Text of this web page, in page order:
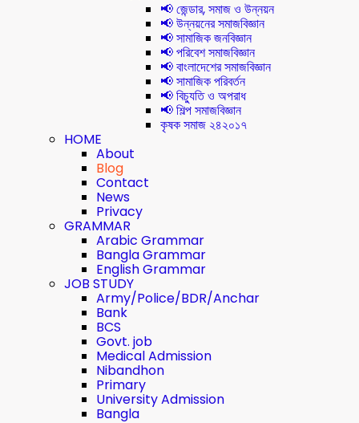
📢 জেন্ডার, সমাজ ও উন্নয়ন
📢 উন্নয়নের সমাজবিজ্ঞান
📢 সামাজিক জনবিজ্ঞান
📢 পরিবেশ সমাজবিজ্ঞান
📢 বাংলাদেশের সমাজবিজ্ঞান
📢 সামাজিক পরিবর্তন
📢 বিচ্যুতি ও অপরাধ
📢 শিল্প সমাজবিজ্ঞান
কৃষক সমাজ ২৪২০১৭
HOME
About
Blog
Contact
News
Privacy
GRAMMAR
Arabic Grammar
Bangla Grammar
English Grammar
JOB STUDY
Army/Police/BDR/Anchar
Bank
BCS
Govt. job
Medical Admission
Nibandhon
Primary
University Admission
Bangla